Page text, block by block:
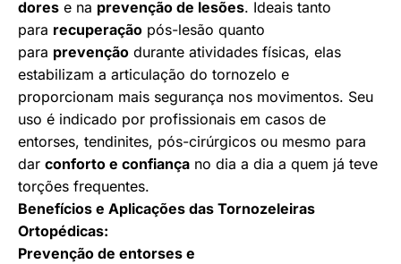
dores e na prevenção de lesões. Ideais tanto
para recuperação pós-lesão quanto
para prevenção durante atividades físicas, elas
estabilizam a articulação do tornozelo e
proporcionam mais segurança nos movimentos. Seu
uso é indicado por profissionais em casos de
entorses, tendinites, pós-cirúrgicos ou mesmo para
dar conforto e confiança no dia a dia a quem já teve
torções frequentes.
Benefícios e Aplicações das Tornozeleiras
Ortopédicas:
Prevenção de entorses e